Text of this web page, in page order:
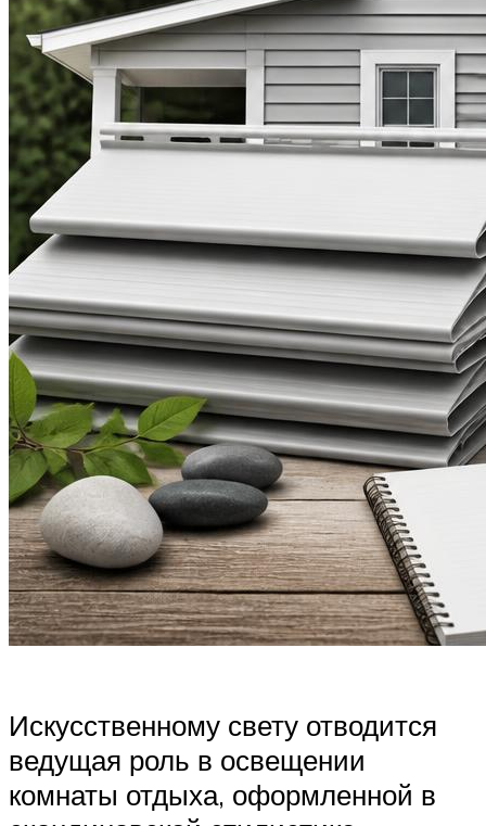
Искусственному свету отводится
ведущая роль в освещении
комнаты отдыха, оформленной в